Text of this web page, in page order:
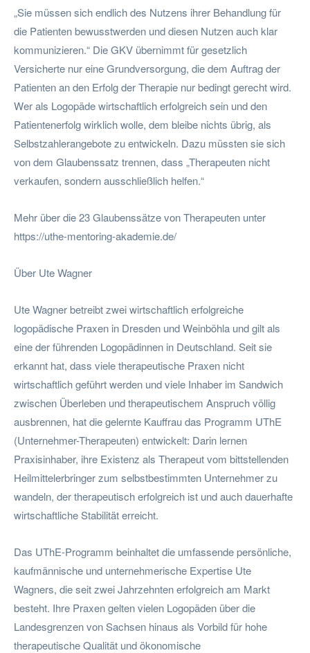
„Sie müssen sich endlich des Nutzens ihrer Behandlung für
die Patienten bewusstwerden und diesen Nutzen auch klar
kommunizieren.“ Die GKV übernimmt für gesetzlich
Versicherte nur eine Grundversorgung, die dem Auftrag der
Patienten an den Erfolg der Therapie nur bedingt gerecht wird.
Wer als Logopäde wirtschaftlich erfolgreich sein und den
Patientenerfolg wirklich wolle, dem bleibe nichts übrig, als
Selbstzahlerangebote zu entwickeln. Dazu müssten sie sich
von dem Glaubenssatz trennen, dass „Therapeuten nicht
verkaufen, sondern ausschließlich helfen.“
Mehr über die 23 Glaubenssätze von Therapeuten unter
https://uthe-mentoring-akademie.de/
Über Ute Wagner
Ute Wagner betreibt zwei wirtschaftlich erfolgreiche
logopädische Praxen in Dresden und Weinböhla und gilt als
eine der führenden Logopädinnen in Deutschland. Seit sie
erkannt hat, dass viele therapeutische Praxen nicht
wirtschaftlich geführt werden und viele Inhaber im Sandwich
zwischen Überleben und therapeutischem Anspruch völlig
ausbrennen, hat die gelernte Kauffrau das Programm UThE
(Unternehmer-Therapeuten) entwickelt: Darin lernen
Praxisinhaber, ihre Existenz als Therapeut vom bittstellenden
Heilmittelerbringer zum selbstbestimmten Unternehmer zu
wandeln, der therapeutisch erfolgreich ist und auch dauerhafte
wirtschaftliche Stabilität erreicht.
Das UThE-Programm beinhaltet die umfassende persönliche,
kaufmännische und unternehmerische Expertise Ute
Wagners, die seit zwei Jahrzehnten erfolgreich am Markt
besteht. Ihre Praxen gelten vielen Logopäden über die
Landesgrenzen von Sachsen hinaus als Vorbild für hohe
therapeutische Qualität und ökonomische